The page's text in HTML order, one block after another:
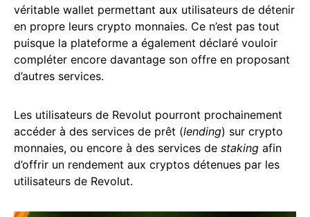
véritable wallet permettant aux utilisateurs de détenir
en propre leurs crypto monnaies. Ce n’est pas tout
puisque la plateforme a également déclaré vouloir
compléter encore davantage son offre en proposant
d’autres services.
Les utilisateurs de Revolut pourront prochainement
accéder à des services de prêt (lending) sur crypto
monnaies, ou encore à des services de staking afin
d’offrir un rendement aux cryptos détenues par les
utilisateurs de Revolut.